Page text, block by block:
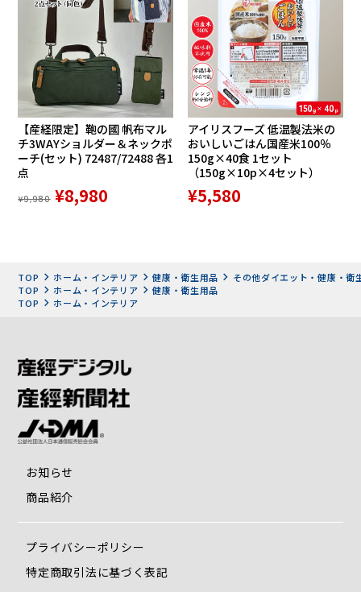
ソルボセンイは抗菌性に優れ、バクテリアなどの菌の増殖を
その他にも履き心地を追求したこだわりが満載
甲素材には環境に配慮したリサイクルウール「レスキュー
ル」を使用。
裏素材にはさらっとした肌触りのパイル生地。底面は床面に
接する部分は滑りにくいPVCレザー製なので歩きやすく作ら
【産経限定】鞄の國 帆布マル
チ3WAYショルダー＆ネックポ
ーチ(セット) 72487/72488 各1
点
¥9,980 ¥8,980
アイリスフーズ 低温製法米の
おいしいごはん国産米100％
150g×40食 1セット
（150g×10p×4セット）
¥5,580
TOP ホーム・インテリア 健康・衛生用品
その他ダイエット・健康・衛
TOP
ホーム・インテリア
健康・衛生用品
TOP
ホーム・インテリア
お知らせ
商品紹介
プライバシーポリシー
特定商取引法に基づく表記